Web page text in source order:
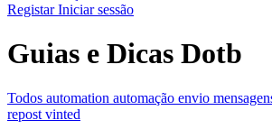
RegistarIniciar sessão
Guias e Dicas Dotb
Todos automation automação envio
repost vinted